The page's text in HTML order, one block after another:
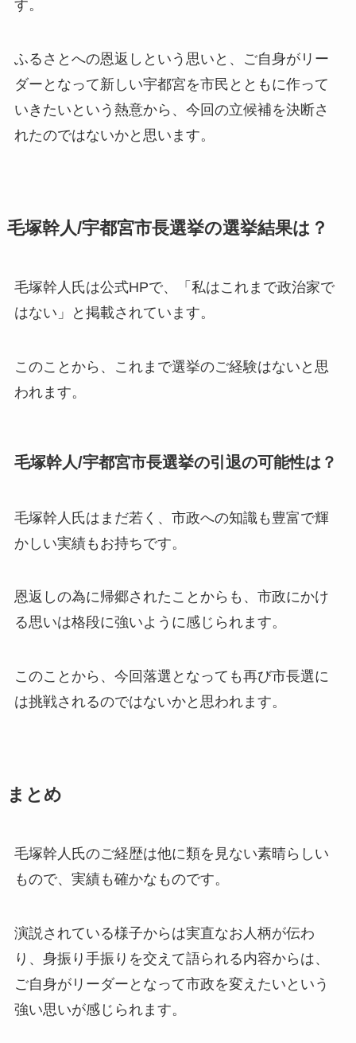
す。
ふるさとへの恩返しという思いと、ご自身がリー
ダーとなって新しい宇都宮を市民とともに作って
いきたいという熱意から、今回の立候補を決断さ
れたのではないかと思います。
毛塚幹人/宇都宮市長選挙の選挙結果は？
毛塚幹人氏は公式HPで、「私はこれまで政治家で
はない」と掲載されています。
このことから、これまで選挙のご経験はないと思
われます。
毛塚幹人/宇都宮市長選挙の引退の可能性は？
毛塚幹人氏はまだ若く、市政への知識も豊富で輝
かしい実績もお持ちです。
恩返しの為に帰郷されたことからも、市政にかけ
る思いは格段に強いように感じられます。
このことから、今回落選となっても再び市長選に
は挑戦されるのではないかと思われます。
まとめ
毛塚幹人氏のご経歴は他に類を見ない素晴らしい
もので、実績も確かなものです。
演説されている様子からは実直なお人柄が伝わ
り、身振り手振りを交えて語られる内容からは、
ご自身がリーダーとなって市政を変えたいという
強い思いが感じられます。